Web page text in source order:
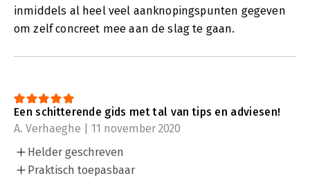
inmiddels al heel veel aanknopingspunten gegeven
om zelf concreet mee aan de slag te gaan.
Een schitterende gids met tal van tips en adviesen!
A. Verhaeghe | 11 november 2020
Helder geschreven
Praktisch toepasbaar